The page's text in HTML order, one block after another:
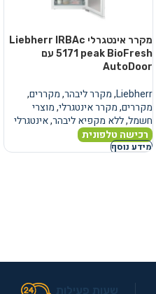
מקרר אינטגרלי Liebherr IRBAc
5171 peak BioFresh עם
AutoDoor
Liebherr
,מקרר ליבהר,מקררים,
מקררים,מקרר אינטגרלי,מוצרי
חשמל,ללא מקפיא ליבהר,אינטגרלי
רכישה טלפונית
מידע נוסף